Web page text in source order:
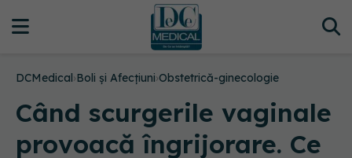
DCMedical›Boli și Afecțiuni›Obstetrică-ginecologie
Când scurgerile vaginale
provoacă îngrijorare. Ce